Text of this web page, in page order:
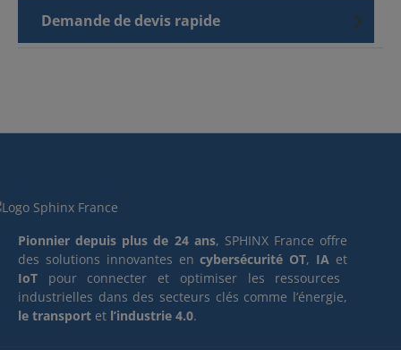
Demande de devis rapide
Pionnier depuis plus de 24 ans, SPHINX France offre
des solutions innovantes encybersécurité OT, IA et
IoT pour connecter et optimiser les ressources
industrielles dans des secteurs clés comme l’énergie,
le transport et l’industrie 4.0.